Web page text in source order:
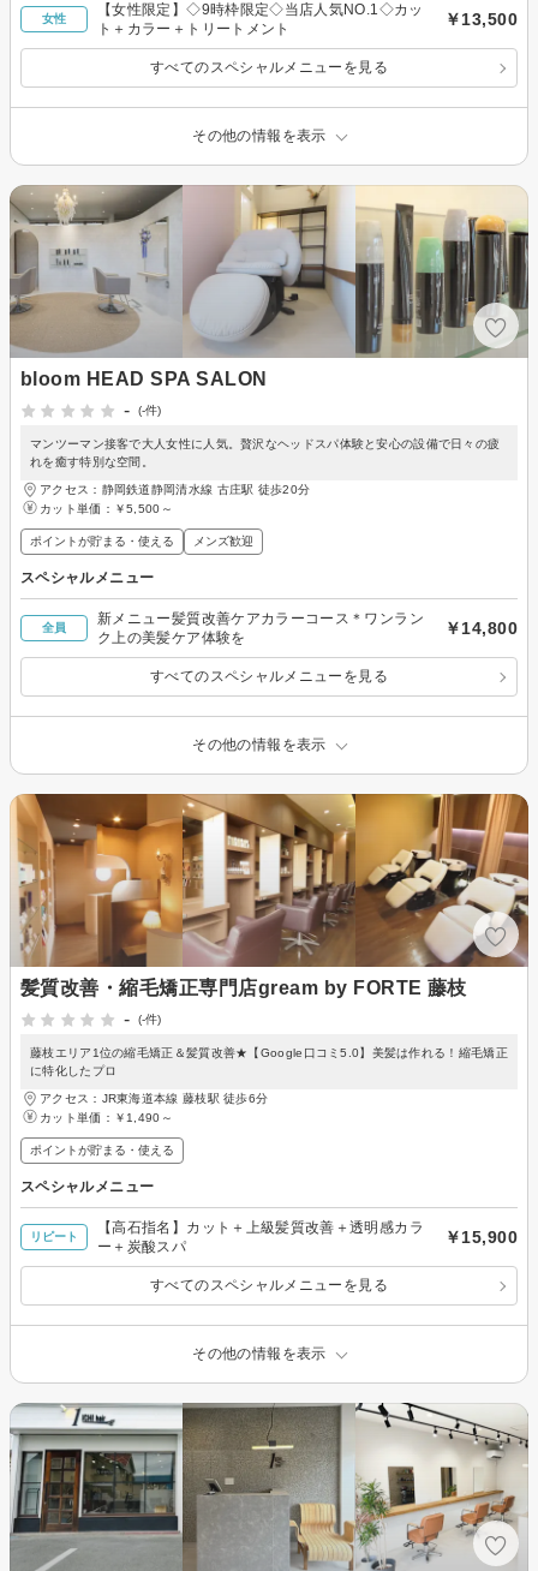
女性
【女性限定】◇9時枠限定◇当店人気NO.1◇カッ
ト＋カラー＋トリートメント
￥13,500
すべてのスペシャルメニューを見る
その他の情報を表示
bloom HEAD SPA SALON
-
(-件)
マンツーマン接客で大人女性に人気。贅沢なヘッドスパ体験と安心の設備で日々の疲
れを癒す特別な空間。
アクセス：静岡鉄道静岡清水線 古庄駅 徒歩20分
カット単価： ￥5,500～
ポイントが貯まる・使える メンズ歓迎
スペシャルメニュー
全員
新メニュー髪質改善ケアカラーコース＊ワンラン
ク上の美髪ケア体験を
￥14,800
すべてのスペシャルメニューを見る
その他の情報を表示
髪質改善・縮毛矯正専門店gream by FORTE 藤枝
-
(-件)
藤枝エリア1位の縮毛矯正＆髪質改善★【Google口コミ5.0】美髪は作れる！縮毛矯正
に特化したプロ
アクセス：JR東海道本線 藤枝駅 徒歩6分
カット単価： ￥1,490～
ポイントが貯まる・使える
スペシャルメニュー
リピート
【高石指名】カット＋上級髪質改善＋透明感カラ
ー＋炭酸スパ
￥15,900
すべてのスペシャルメニューを見る
その他の情報を表示